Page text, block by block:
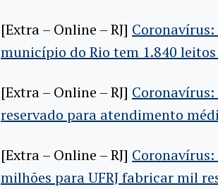
[Extra – Online – RJ] Coronavírus:
município do Rio tem 1.840
[Extra – Online – RJ]
reservado para atendimento
[Extra – Online – RJ]
milhões para UFRJ fabricar mil